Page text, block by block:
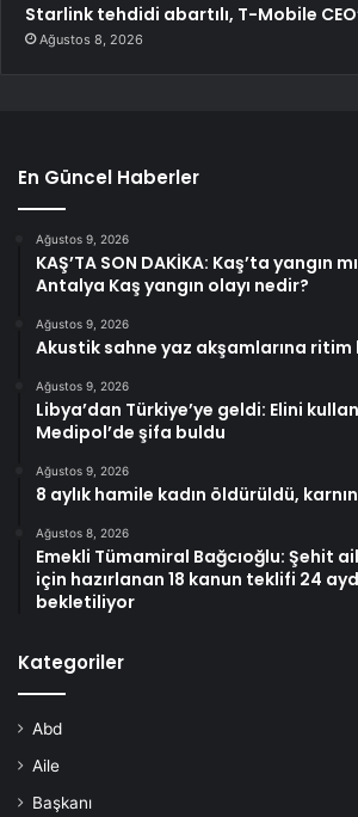
Starlink tehdidi abartılı, T-Mobile
Ağustos 8, 2026
En Güncel Haberler
Ağustos 9, 2026
KAŞ’TA SON DAKİKA: Kaş’ta yangın
Antalya Kaş yangın olayı nedir?
Ağustos 9, 2026
Akustik sahne yaz akşamlarına ritim
Ağustos 9, 2026
Libya’dan Türkiye’ye geldi: Elini
Medipol’de şifa buldu
Ağustos 9, 2026
8 aylık hamile kadın öldürüldü,
Ağustos 8, 2026
Emekli Tümamiral Bağcıoğlu: Şehit
için hazırlanan 18 kanun teklifi 24
bekletiliyor
Kategoriler
Abd
Aile
Başkanı